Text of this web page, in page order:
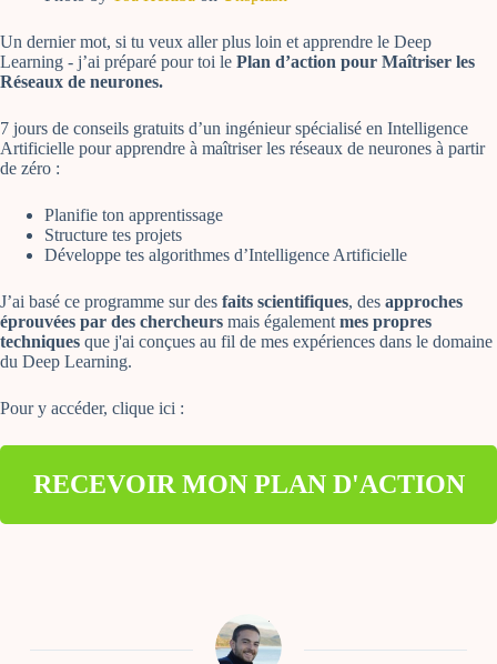
Un dernier mot, si tu veux aller plus loin et apprendre le Deep
Learning - j’ai préparé pour toi le Plan d’action pour Maîtriser les
Réseaux de neurones.
7 jours de conseils gratuits d’un ingénieur spécialisé en Intelligence
Artificielle pour apprendre à maîtriser les réseaux de neurones à partir
de zéro :
Planifie ton apprentissage
Structure tes projets
Développe tes algorithmes d’Intelligence Artificielle
J’ai basé ce programme sur des faits scientifiques, des approches
éprouvées par des chercheurs mais également mes propres
techniques que j'ai conçues au fil de mes expériences dans le domaine
du Deep Learning.
Pour y accéder, clique ici :
RECEVOIR MON PLAN D'ACTION